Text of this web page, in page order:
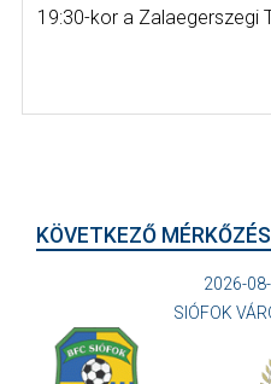
19:30-kor a Zalaegerszegi
KÖVETKEZŐ MÉRKŐZÉS
2026-
SIÓFOK